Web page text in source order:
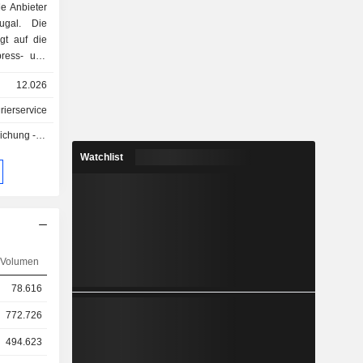
Anbieter
Die
auf die
die die
-
12.026
- Q3 2026
Volumen
78.616
772.726
494.623
Watchlist